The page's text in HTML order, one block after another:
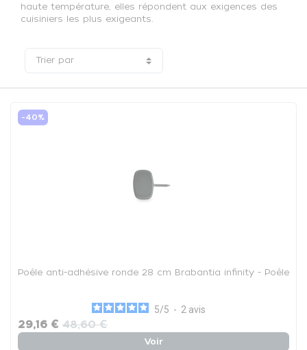
haute température, elles répondent aux exigences des
cuisiniers les plus exigeants.
Trier par
-40%
Poêle anti-adhésive ronde 28 cm Brabantia infinity - Poêle
5/5 - 2 avis
29,16 € 48,60 €
Voir